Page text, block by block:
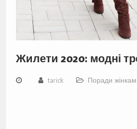
Жилети 2020: модні
tarick Поради жінкам